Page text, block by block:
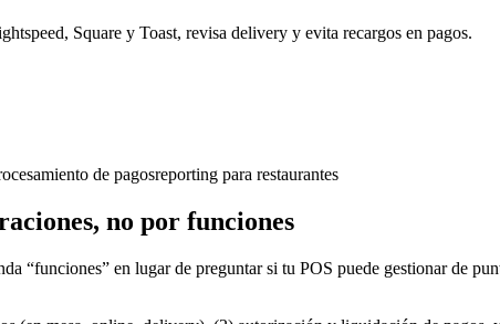
Square y Toast, revisa delivery y evita recargos en pagos.
de pagosreporting para restaurantes
no por funciones
“funciones” en lugar de preguntar si tu POS puede gestionar de